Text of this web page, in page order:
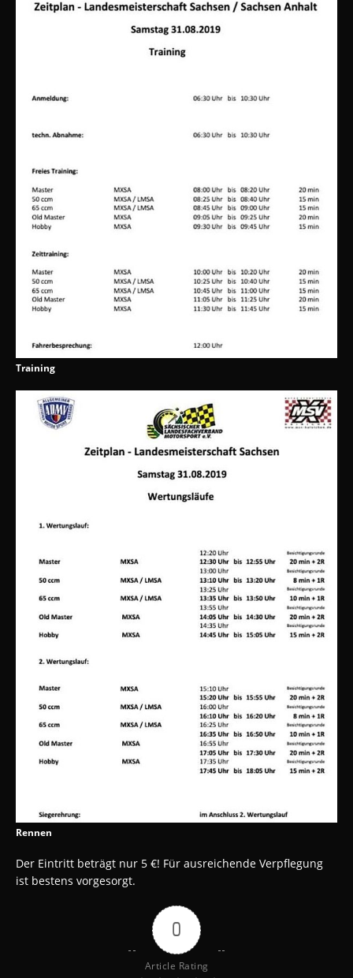
Training
Rennen
Der Eintritt beträgt nur 5 €! Für ausreichende Verpflegung
ist bestens vorgesorgt.
0
Article Rating